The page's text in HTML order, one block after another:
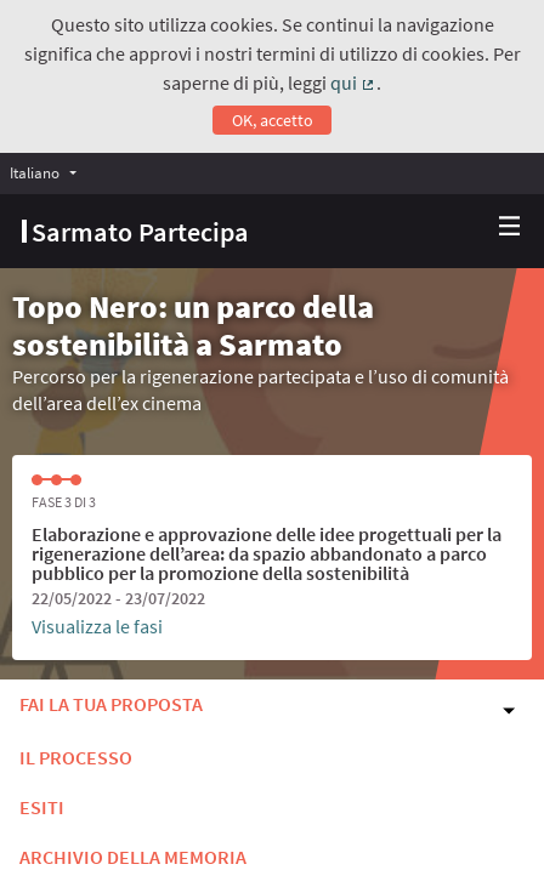
Questo sito utilizza cookies. Se continui la navigazione
significa che approvi i nostri termini di utilizzo di cookies. Per
saperne di più, leggiqui
.
OK, accetto
Sarmato Partecipa
Italiano Choose language
Topo Nero: un parco della
sostenibilità a Sarmato
Percorso per la rigenerazione partecipata e l’uso di comunità
dell’area dell’ex cinema
FASE 3 DI 3
Elaborazione e approvazione delle idee progettuali per la
rigenerazione dell’area: da spazio abbandonato a parco
pubblico per la promozione della sostenibilità
22/05/2022 - 23/07/2022
Visualizza le fasi
FAI LA TUA PROPOSTA
IL PROCESSO
ESITI
ARCHIVIO DELLA MEMORIA